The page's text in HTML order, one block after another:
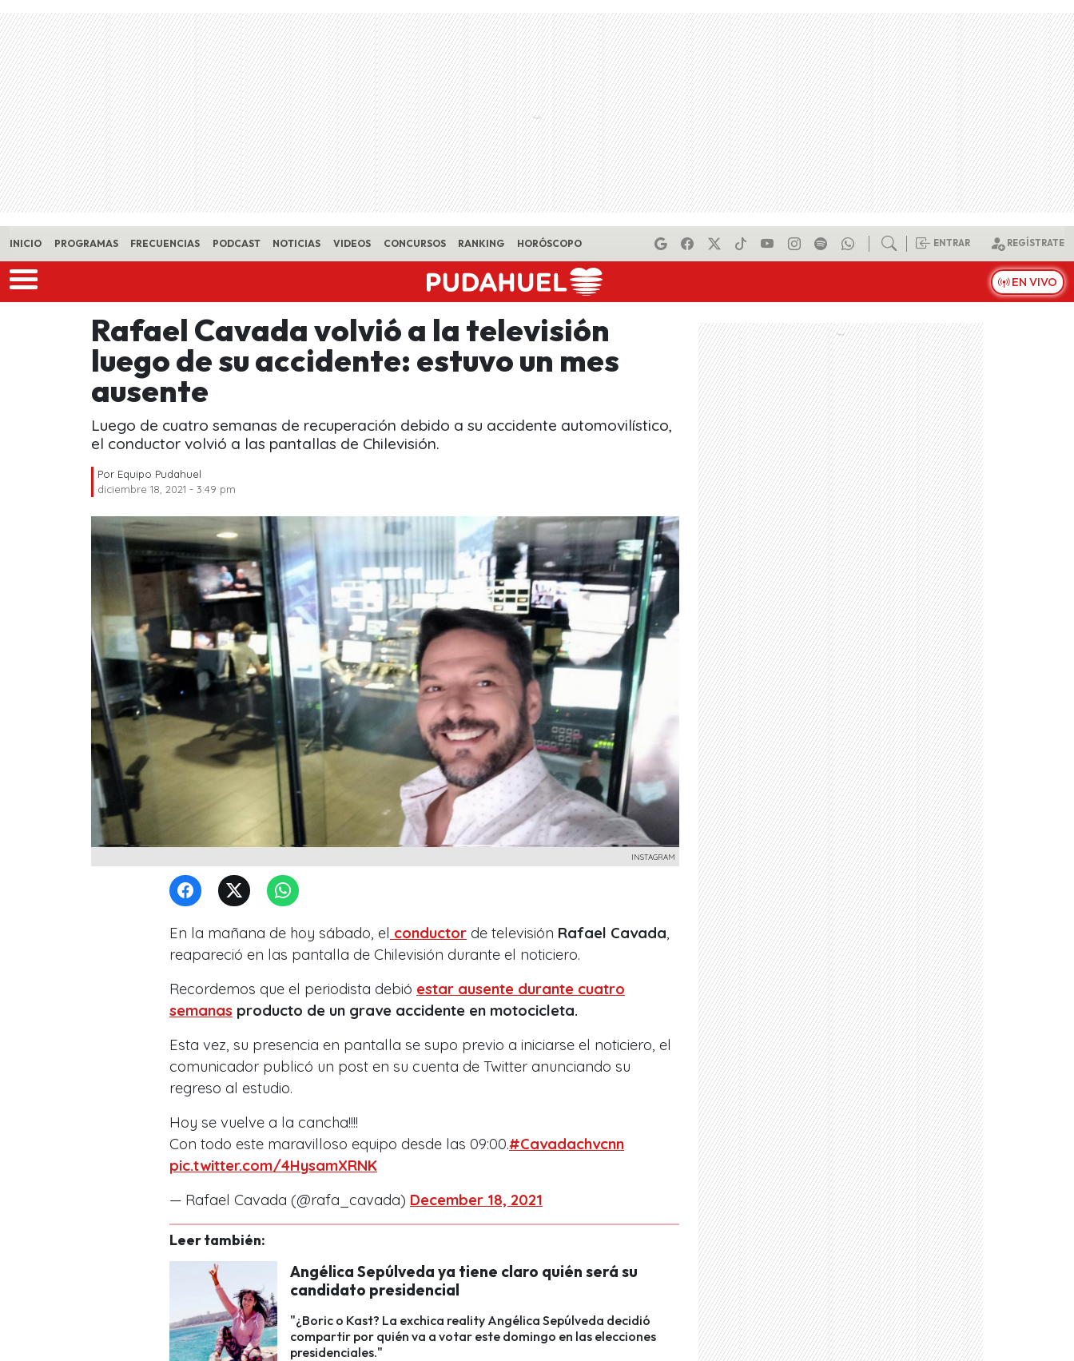
Skip to main content
INICIO PROGRAMAS FRECUENCIAS PODCAST NOTICIAS VIDEOS CONCURSOS RANKING HORÓSCOPO ENTRAR REGÍSTRATE
EN VIVO
Rafael Cavada volvió a la televisión
luego de su accidente: estuvo un mes
ausente
Luego de cuatro semanas de recuperación debido a su accidente automovilístico,
el conductor volvió a las pantallas de Chilevisión.
Por Equipo Pudahuel
diciembre 18, 2021 - 3:49 pm
INSTAGRAM
En la mañana de hoy sábado, el conductor de televisión Rafael Cavada
reapareció en las pantalla de Chilevisión durante el noticiero.
Recordemos que el periodista debió estar ausente durante cuatro
semanas producto de un grave accidente en motocicleta.
Esta vez, su presencia en pantalla se supo previo a iniciarse el noticiero, el
comunicador publicó un post en su cuenta de Twitter anunciando su
regreso al estudio.
Hoy se vuelve a la cancha!!!!
Con todo este maravilloso equipo desde las 09:00.#Cavadachvcnn
pic.twitter.com/4HysamXRNK
— Rafael Cavada (@rafa_cavada) December 18, 2021
Leer también:
Angélica Sepúlveda ya tiene claro quién será su
candidato presidencial
"¿Boric o Kast? La exchica reality Angélica Sepúlveda decidió
compartir por quién va a votar este domingo en las elecciones
presidenciales."